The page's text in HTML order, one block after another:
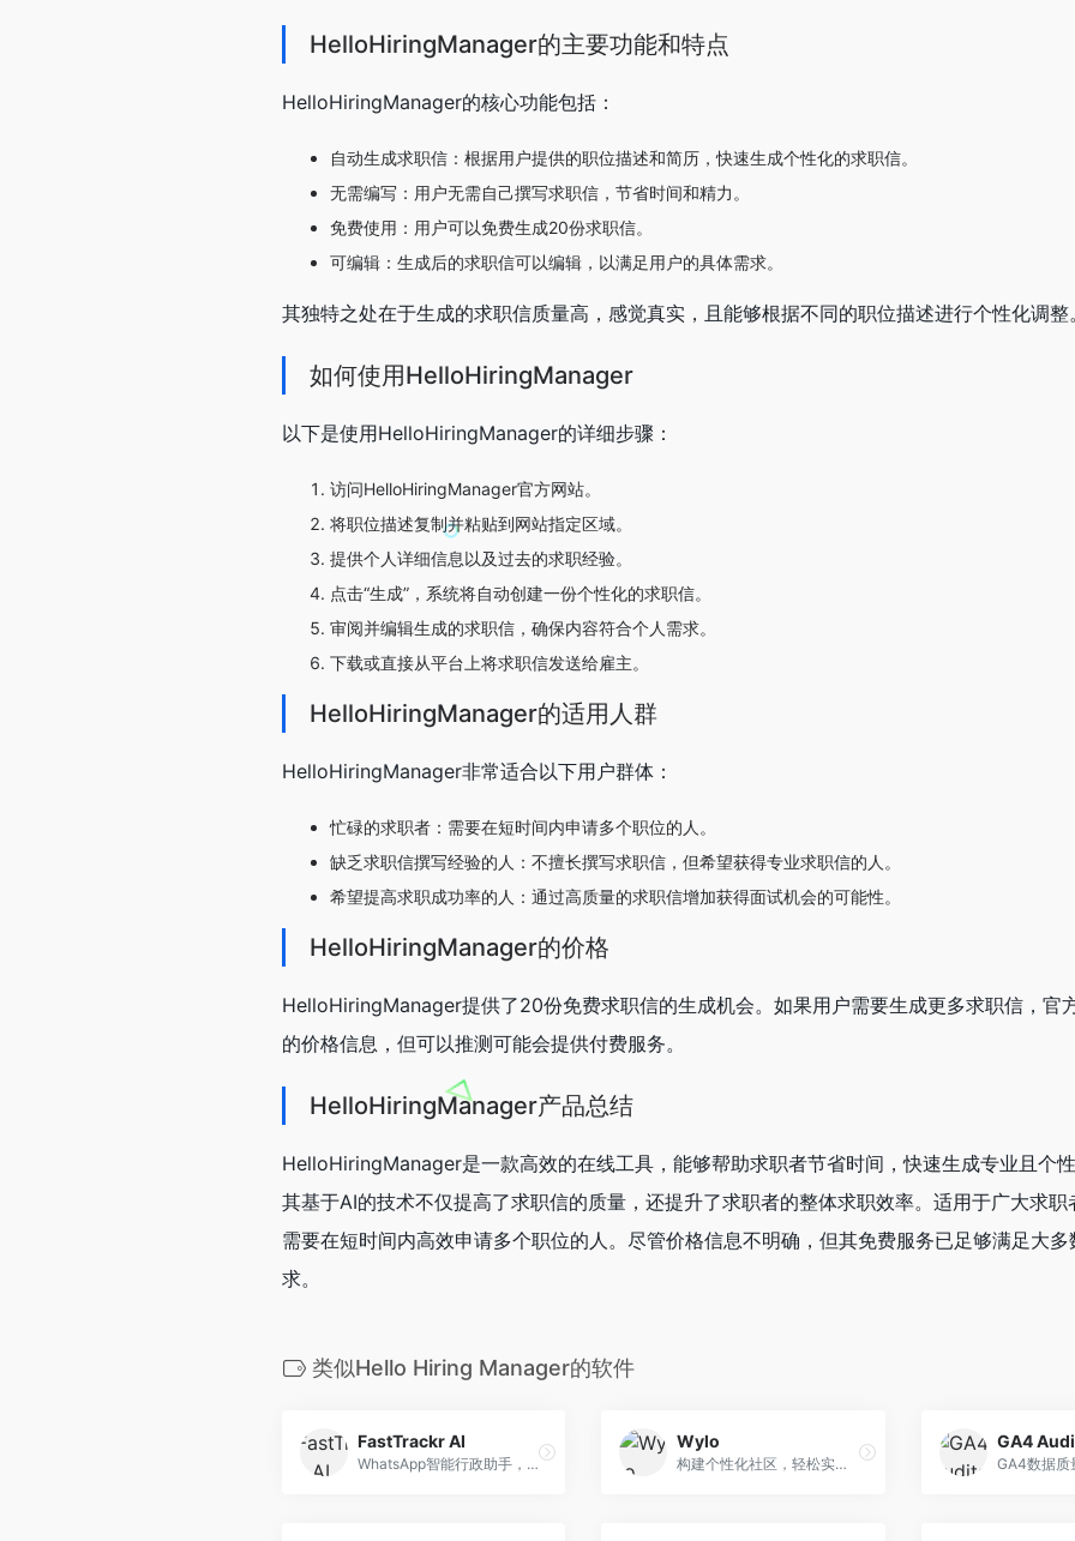
HelloHiringManager的主要功能和特点
HelloHiringManager的核心功能包括：
自动生成求职信：根据用户提供的职位描述和简历，快速生成个性化的求职信。
无需编写：用户无需自己撰写求职信，节省时间和精力。
免费使用：用户可以免费生成20份求职信。
可编辑：生成后的求职信可以编辑，以满足用户的具体需求。
其独特之处在于生成的求职信质量高，感觉真实，且能够根据不同的职位描述进行个性化调整
如何使用HelloHiringManager
以下是使用HelloHiringManager的详细步骤：
访问HelloHiringManager官方网站。
将职位描述复制并粘贴到网站指定区域。
提供个人详细信息以及过去的求职经验。
点击“生成”，系统将自动创建一份个性化的求职信。
审阅并编辑生成的求职信，确保内容符合个人需求。
下载或直接从平台上将求职信发送给雇主。
HelloHiringManager的适用人群
HelloHiringManager非常适合以下用户群体：
忙碌的求职者：需要在短时间内申请多个职位的人。
缺乏求职信撰写经验的人：不擅长撰写求职信，但希望获得专业求职信的人。
希望提高求职成功率的人：通过高质量的求职信增加获得面试机会的可能性。
HelloHiringManager的价格
HelloHiringManager提供了20份免费求职信的生成机会。如果用户需要生成更多求职信，官
的价格信息，但可以推测可能会提供付费服务。
HelloHiringManager产品总结
HelloHiringManager是一款高效的在线工具，能够帮助求职者节省时间，快速生成专业且个
其基于AI的技术不仅提高了求职信的质量，还提升了求职者的整体求职效率。适用于广大求职
需要在短时间内高效申请多个职位的人。尽管价格信息不明确，但其免费服务已足够满足大
求。
类似Hello Hiring Manager的软件
FastTrackr AI
WhatsApp智能行政助手，高效处理日常事务
Wylo
构建个性化社区，轻松实现商业化
GA4
GA4数据质